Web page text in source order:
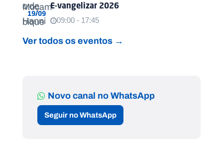
19/09
E-vangelizar 2026
09:00 - 17:45
Ver todos os eventos →
Novo canal no WhatsApp
Seguir no WhatsApp